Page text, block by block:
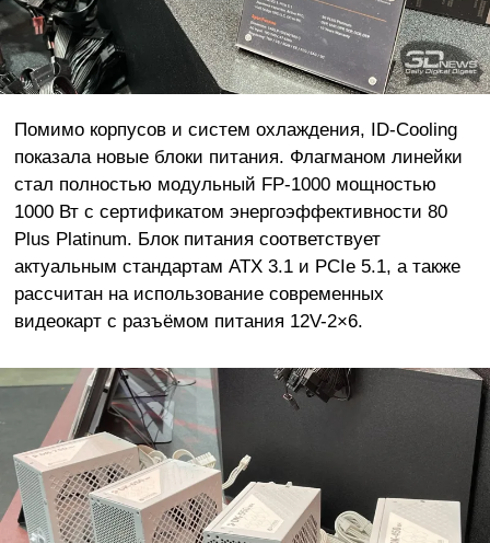
Помимо корпусов и систем охлаждения, ID-Cooling
показала новые блоки питания. Флагманом линейки
стал полностью модульный FP-1000 мощностью
1000 Вт с сертификатом энергоэффективности 80
Plus Platinum. Блок питания соответствует
актуальным стандартам ATX 3.1 и PCIe 5.1, а также
рассчитан на использование современных
видеокарт с разъёмом питания 12V-2×6.